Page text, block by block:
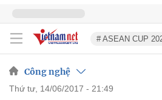
# ASEAN CUP
Công nghệ
thứ tư, 14/06/2017 - 21:49